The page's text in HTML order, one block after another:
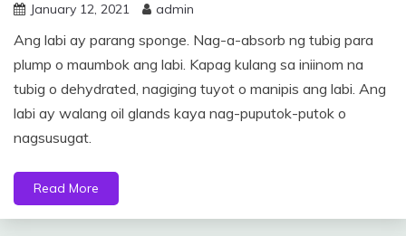
January 12, 2021 admin
Ang labi ay parang sponge. Nag-a-absorb ng tubig para
plump o maumbok ang labi. Kapag kulang sa iniinom na
tubig o dehydrated, nagiging tuyot o manipis ang labi. Ang
labi ay walang oil glands kaya nag-puputok-putok o
nagsusugat.
Read More